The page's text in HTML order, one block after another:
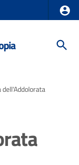
dell'Addolorata